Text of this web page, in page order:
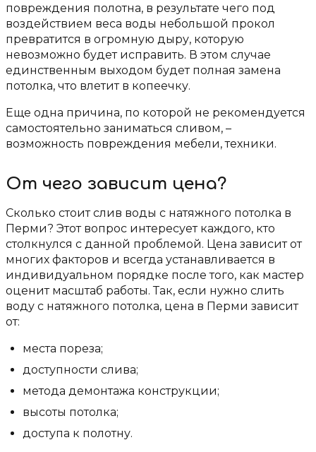
повреждения полотна, в результате чего под
воздействием веса воды небольшой прокол
превратится в огромную дыру, которую
невозможно будет исправить. В этом случае
единственным выходом будет полная замена
потолка, что влетит в копеечку.
Еще одна причина, по которой не рекомендуется
самостоятельно заниматься сливом, –
возможность повреждения мебели, техники.
От чего зависит цена?
Сколько стоит слив воды с натяжного потолка в
Перми? Этот вопрос интересует каждого, кто
столкнулся с данной проблемой. Цена зависит от
многих факторов и всегда устанавливается в
индивидуальном порядке после того, как мастер
оценит масштаб работы. Так, если нужно слить
воду с натяжного потолка, цена в Перми зависит
от:
места пореза;
доступности слива;
метода демонтажа конструкции;
высоты потолка;
доступа к полотну.